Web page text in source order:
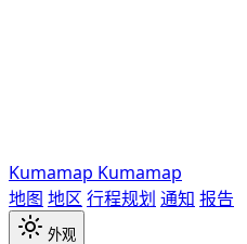
Kumamap Kumamap
地图 地区 行程规划 通知 报告
外观